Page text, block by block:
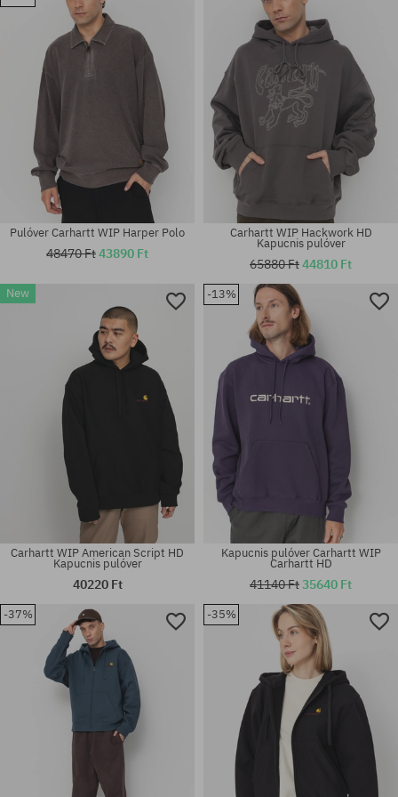
M; L; XL
Elérhető méretek:
Elérhető méretek:
Elérhető méretek:
Pulóver Carhartt WIP Harper Polo
48470 Ft43890 Ft
Elérhető méretek:
Carhartt WIP Hackwork HD
Kapucnis pulóver
65880 Ft44810 Ft
New
Carhartt WIP American Script HD
Kapucnis pulóver
40220 Ft
-13%
Kapucnis pulóver Carhartt WIP
Carhartt HD
41140 Ft35640 Ft
-37% -35%